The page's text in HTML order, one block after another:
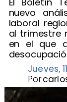
nuevo
laboral
al trimestre
en el que
Jueves,
Por